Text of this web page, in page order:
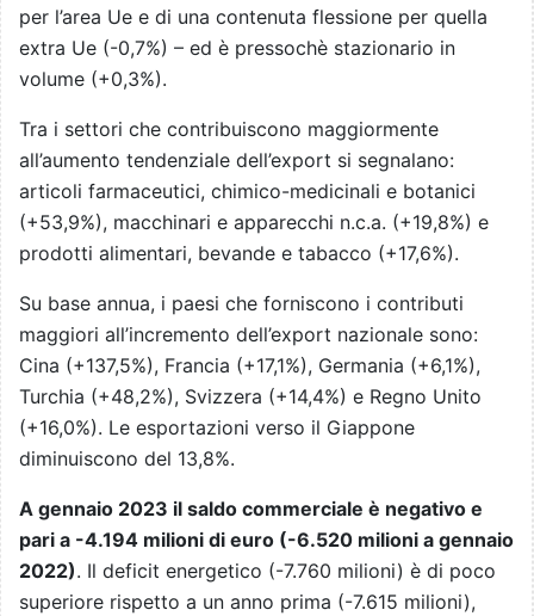
per l’area Ue e di una contenuta flessione per quella
extra Ue (-0,7%) – ed è pressochè stazionario in
volume (+0,3%).
Tra i settori che contribuiscono maggiormente
all’aumento tendenziale dell’export si segnalano:
articoli farmaceutici, chimico-medicinali e botanici
(+53,9%), macchinari e apparecchi n.c.a. (+19,8%) e
prodotti alimentari, bevande e tabacco (+17,6%).
Su base annua, i paesi che forniscono i contributi
maggiori all’incremento dell’export nazionale sono:
Cina (+137,5%), Francia (+17,1%), Germania (+6,1%),
Turchia (+48,2%), Svizzera (+14,4%) e Regno Unito
(+16,0%). Le esportazioni verso il Giappone
diminuiscono del 13,8%.
A gennaio 2023 il saldo commerciale è negativo e
pari a -4.194 milioni di euro (-6.520 milioni a gennaio
2022). Il deficit energetico (-7.760 milioni) è di poco
superiore rispetto a un anno prima (-7.615 milioni),